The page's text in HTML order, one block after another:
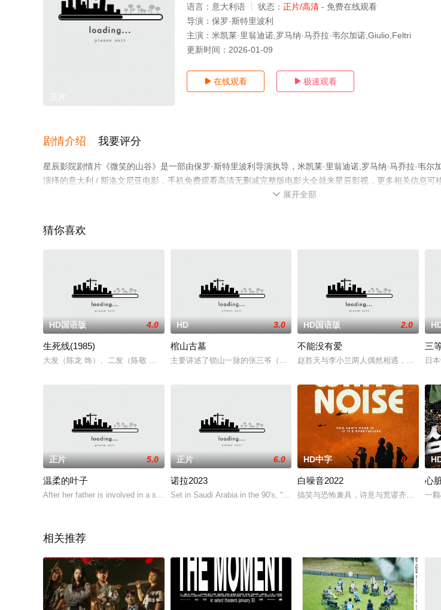
语言： 意大利语 状态： 正片/高清 - 免费在线观看
导演： 保罗·斯特里波利
主演： 米凯莱·里翁迪诺,罗马纳·马乔拉·韦尔加诺,Giulio,Feltri
更新时间： 2026-01-09
 在线观看  极速观看
剧情介绍 我要评分
星辰影院剧情片《微笑的山谷》是一部由保罗·斯特里波利导演执导，米凯莱·里翁迪诺,罗马纳·马乔拉·韦尔
演绎的意大利 / 斯洛文尼亚电影，手机免费观看高清无删减完整版电影大全就来星辰影视，更多相关信息可
 展开全部
猜你喜欢
HD国语版 4.0
生死线(1985)
大发（陈龙 饰）、二发（陈敬 饰）和三发（程守一 饰）自小生长在小岛之上，由瘫痪不能行走的母亲一手拉扯长大
HD 3.0
棺山古墓
主要讲述了锁山一脉的张三爷（元彪 饰）与徒弟张怀义（吴豪 饰）、慕青（
HD国语版 2.0
不能没有爱
赵胜天与李小兰两人偶然相遇，但两人在
三
日
正片 5.0
温柔的叶子
After her father is involved in a serious accident, 1
正片 6.0
诺拉2023
Set in Saudi Arabia in the 90's, "Norah"
HD中字 8.0
白噪音2022
搞笑与恐怖兼具，诗意与荒谬齐飞，平日
心
一
相关推荐